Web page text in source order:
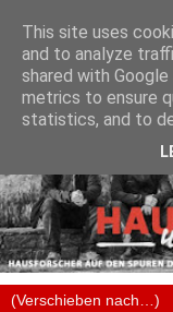
This site uses
and to analyze
shared with
metrics to ensure
statistics, and to